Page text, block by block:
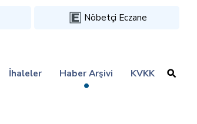
Nöbetçi Eczane
İhaleler Haber Arşivi KVKK